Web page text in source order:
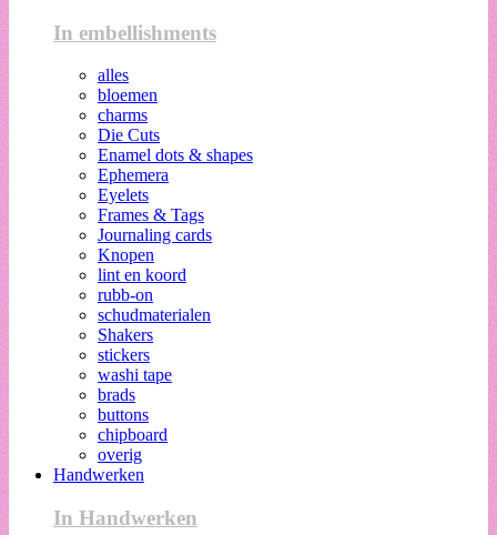
In embellishments
alles
bloemen
charms
Die Cuts
Enamel dots & shapes
Ephemera
Eyelets
Frames & Tags
Journaling cards
Knopen
lint en koord
rubb-on
schudmaterialen
Shakers
stickers
washi tape
brads
buttons
chipboard
overig
Handwerken
In Handwerken